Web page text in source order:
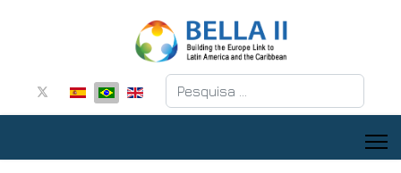
Pesquisar